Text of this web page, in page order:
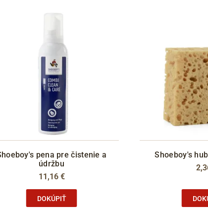
pena pre čistenie a
údržbu
11,16 €
DOKÚPIŤ
Shoeboy's